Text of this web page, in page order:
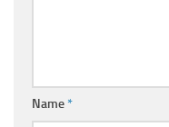
Name*